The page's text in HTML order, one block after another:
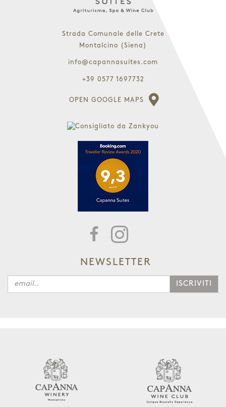
Strada Comunale delle Crete
Montalcino (Siena)
info@capannasuites.com
+39 0577 1697732
OPEN GOOGLE MAPS
NEWSLETTER
ISCRIVITI